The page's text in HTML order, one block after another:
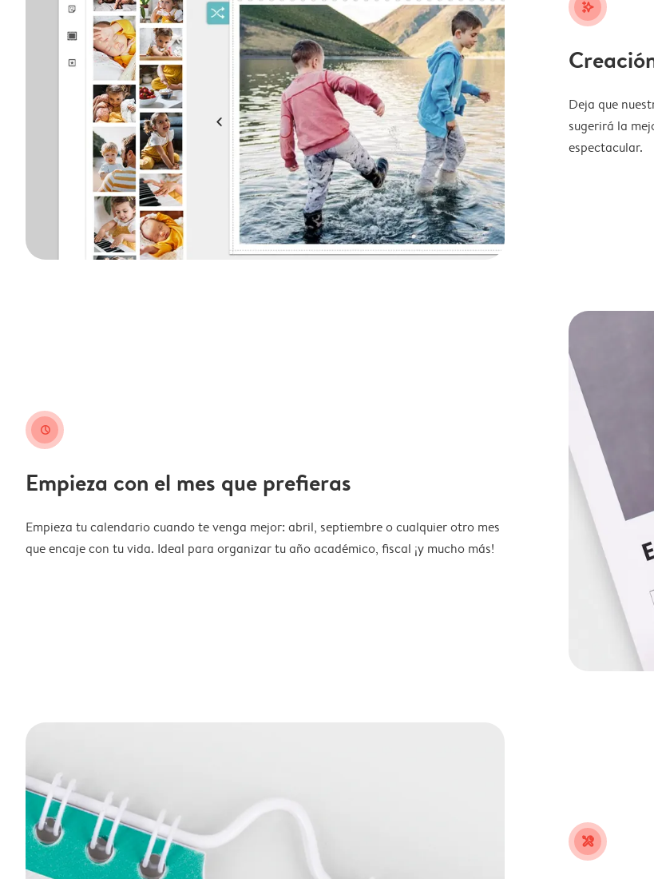
stars_plus
Deja que
sugerirá la
espectacular.
clock
Empieza con el mes que prefieras
Empieza tu calendario cuando te venga mejor: abril, septiembre o cualquier otro mes
que encaje con tu vida. Ideal para organizar tu año académico, fiscal ¡y mucho más!
tools